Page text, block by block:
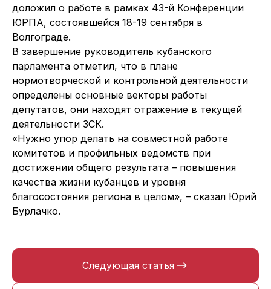
доложил о работе в рамках 43-й Конференции
ЮРПА, состоявшейся 18-19 сентября в
Волгограде.
В завершение руководитель кубанского
парламента отметил, что в плане
нормотворческой и контрольной деятельности
определены основные векторы работы
депутатов, они находят отражение в текущей
деятельности ЗСК.
«Нужно упор делать на совместной работе
комитетов и профильных ведомств при
достижении общего результата – повышения
качества жизни кубанцев и уровня
благосостояния региона в целом», – сказал Юрий
Бурлачко.
Следующая статья